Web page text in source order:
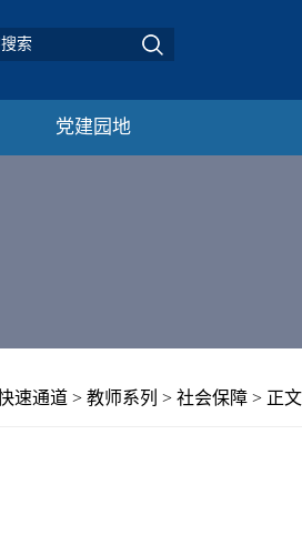
党建园地
速通道 > 教师系列 > 社会保障 > 正文